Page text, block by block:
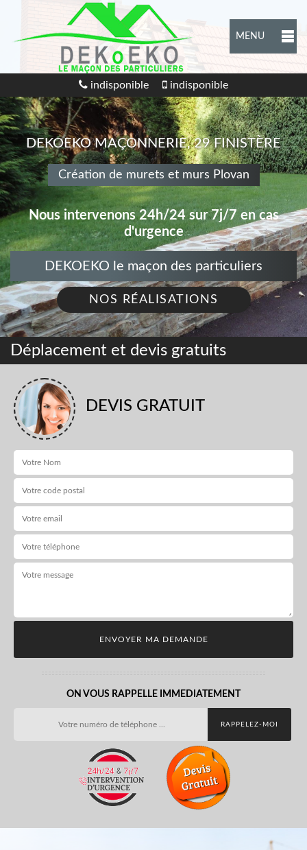
MENU
indisponible indisponible
DEKOEKO MAÇONNERIE, 29 FINISTÈRE
Création de murets et murs Plovan
Nous intervenons 24h/24 sur 7j/7 en cas
d'urgence
DEKOEKO le maçon des particuliers
NOS RÉALISATIONS
Déplacement et devis gratuits
DEVIS GRATUIT
ON VOUS RAPPELLE IMMEDIATEMENT